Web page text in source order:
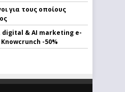
για τους οποίους
& AI marketing e-
-50%